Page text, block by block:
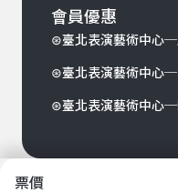
票價
會員優惠
⊛臺北表演藝術中心─
⊛臺北表演藝術中心─
⊛臺北表演藝術中心─